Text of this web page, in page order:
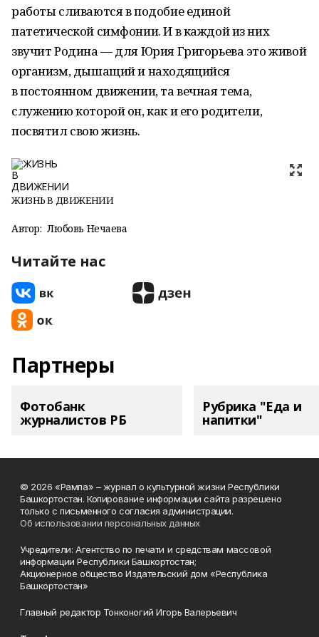
работы сливаются в подобие единой
патетической симфонии. И в каждой из них
звучит Родина — для Юрия Григорьева это живой
организм, дышащий и находящийся
в постоянном движении, та вечная тема,
служению которой он, как и его родители,
посвятил свою жизнь.
ЖИЗНЬ В ДВИЖЕНИИ
Автор: Любовь Нечаева
Читайте нас
Партнеры
Фотобанк
журналистов РБ
Рубрика "Еда и
напитки"
© 2026 «Рампа» – журнал о культурной жизни Республики
Башкортостан. Копирование информации сайта разрешено
только с письменного согласия администрации.
Об использовании персональных данных
Учредители: Агентство по печати и средствам массовой
информации Республики Башкортостан;
Акционерное общество Издательский дом «Республика
Башкортостан»
Главный редактор Тонконогий Игорь Валерьевич